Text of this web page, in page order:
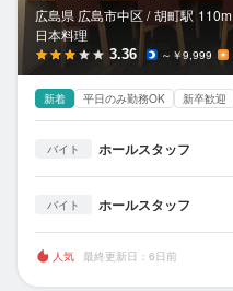
広島県 広島市中区 / 胡町駅 110m
日本料理
3.36 ～￥9,999
新着 平日のみ勤務OK 新卒歓迎
バイト ホールスタッフ
バイト ホールスタッフ
人気 最終更新日：6日前